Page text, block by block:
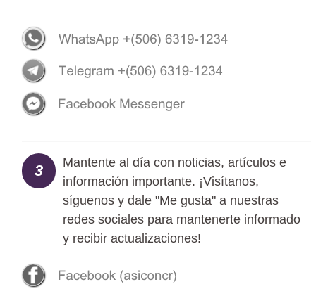
3
Mantente al día con noticias, artículos e
información importante. ¡Visítanos,
síguenos y dale "Me gusta" a nuestras
redes sociales para mantenerte informado
y recibir actualizaciones!